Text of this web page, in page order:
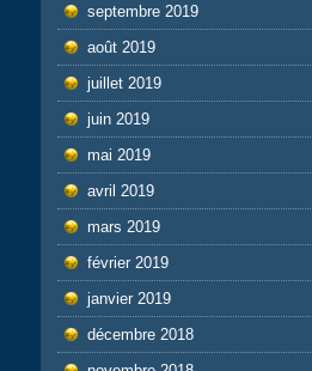
septembre 2019
août 2019
juillet 2019
juin 2019
mai 2019
avril 2019
mars 2019
février 2019
janvier 2019
décembre 2018